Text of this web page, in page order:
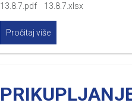
13.8.7.pdf 13.8.7.xlsx
Pročitaj više